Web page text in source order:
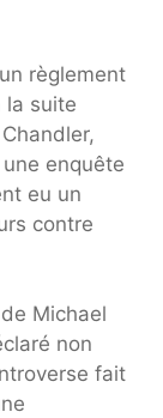
règlement
la suite
enquête
eu un
contre
Michael
non
fait